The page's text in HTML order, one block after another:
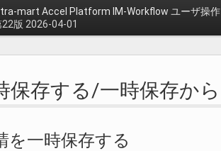
mart Accel Platform IM-Workflow ユーザ操
22版 2026-04-01
保存する/一時保存か
を一時保存する